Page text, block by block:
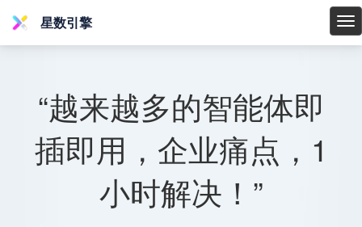
星
星数引擎
“越来越多的智能体即
插即用，企业痛点，1
小时解决！”